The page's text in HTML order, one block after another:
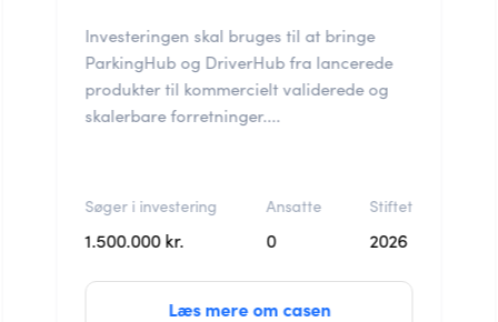
Investeringen skal bruges til at bringe
ParkingHub og DriverHub fra lancerede
produkter til kommercielt validerede og
skalerbare forretninger....
Søger i investering
1.500.000 kr.
Ansatte
0
Stiftet
2026
Læs mere om casen